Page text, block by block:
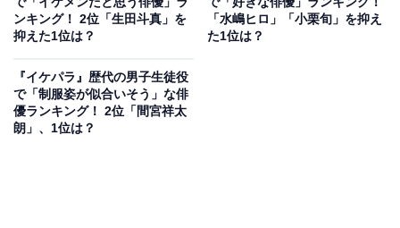
～イケメン♂パラダイス～2011』に淡路圭介役で出演し
ました。DJを目指し、放送部員として学内イベントを盛
り上げるノリのいい姿や個性的な髪形が話題となりまし
た。
ンキング！ 2位「生田斗真」を
抑えた1位は？
「水嶋ヒロ」「小栗旬」を抑え
た1位は？
『イケパラ』歴代の男子生徒役
で「制服姿が似合いそう」な俳
優ランキング！ 2位「間宮祥太
朗」、1位は？